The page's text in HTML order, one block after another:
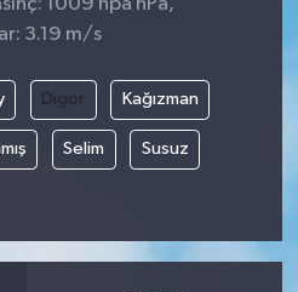
3.19 m/s
Digor Kağızman
Selim Susuz